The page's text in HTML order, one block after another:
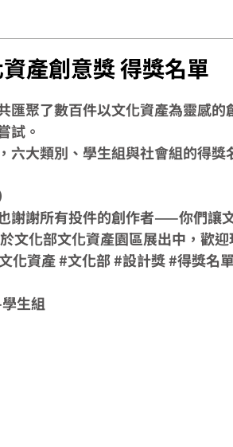
產創意獎 得獎名單
匯聚了數百件以文化資產為靈感
試。
六大類別、學生組與社會組的得
謝謝所有投件的創作者——你們讓
文化部文化資產園區展出中，歡
化資產#文化部#設計獎#得獎名單
生組